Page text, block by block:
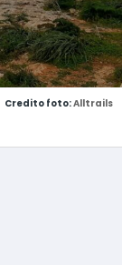
Credito foto:Alltrails